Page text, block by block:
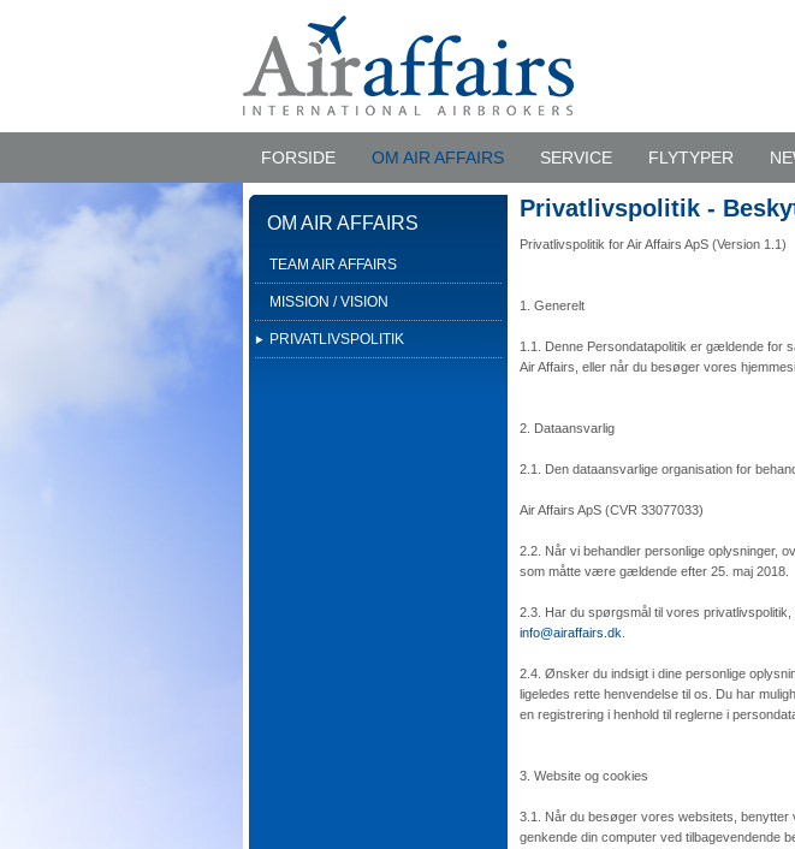
FORSIDE OM AIR AFFAIRS SERVICE FLYTYPER
OM AIR AFFAIRS
TEAM AIR AFFAIRS
MISSION / VISION
PRIVATLIVSPOLITIK
Privatlivspolitik -
Privatlivspolitik for Air Affairs ApS (Version 1.1)
1. Generelt
1.1. Denne Persondatapolitik er gældende for
Air Affairs, eller når du besøger vores
2. Dataansvarlig
2.1. Den dataansvarlige organisation for
Air Affairs ApS (CVR 33077033)
2.2. Når vi behandler personlige oplysninger,
som måtte være gældende efter 25. maj 2018.
2.3. Har du spørgsmål til vores
info@airaffairs.dk
2.4. Ønsker du indsigt i dine personlige
ligeledes rette henvendelse til os. Du har
en registrering i henhold til reglerne i
3. Website og cookies
3.1. Når du besøger vores websitets, benytter
genkende din computer ved tilbagevendende